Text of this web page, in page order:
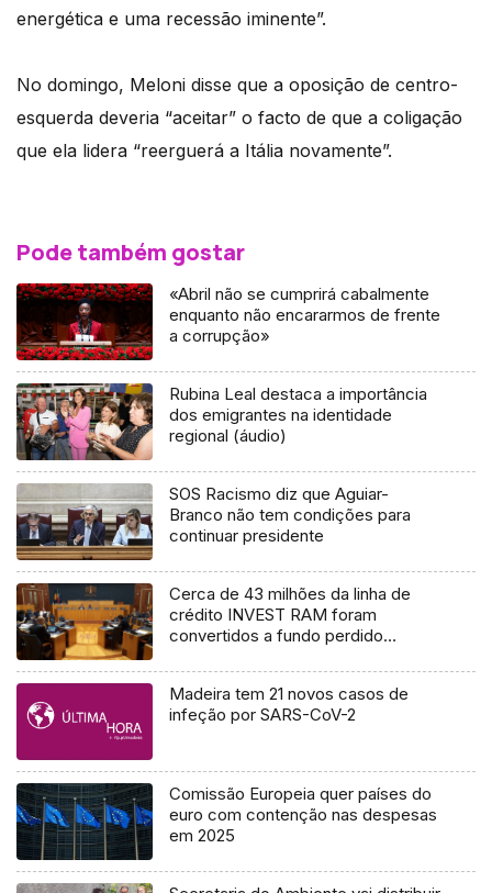
energética e uma recessão iminente”.
No domingo, Meloni disse que a oposição de centro-
esquerda deveria “aceitar” o facto de que a coligação
que ela lidera “reerguerá a Itália novamente”.
Pode também gostar
«Abril não se cumprirá cabalmente
enquanto não encararmos de frente
a corrupção»
Rubina Leal destaca a importância
dos emigrantes na identidade
regional (áudio)
SOS Racismo diz que Aguiar-
Branco não tem condições para
continuar presidente
Cerca de 43 milhões da linha de
crédito INVEST RAM foram
convertidos a fundo perdido
Madeira tem 21 novos casos de
infeção por SARS-CoV-2
Comissão Europeia quer países do
euro com contenção nas despesas
em 2025